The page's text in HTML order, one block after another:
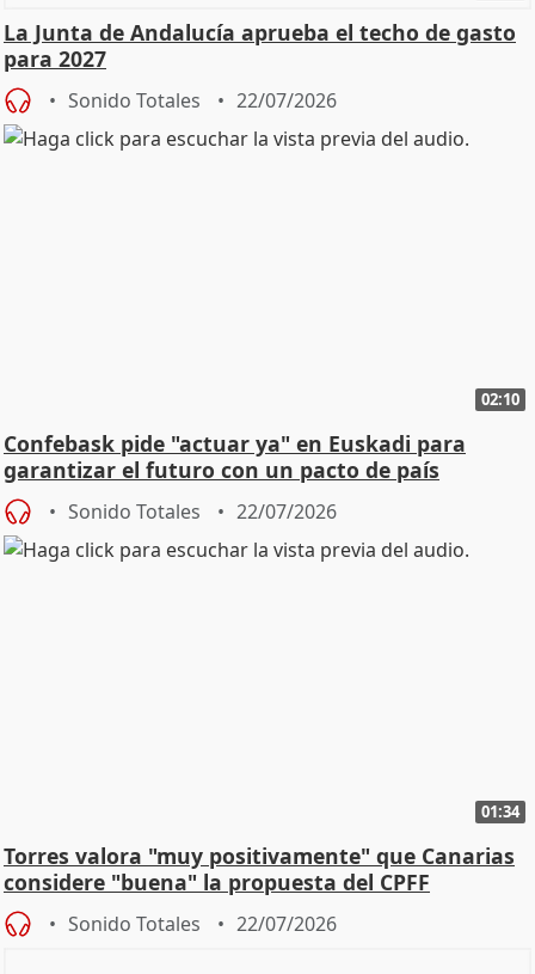
La Junta de Andalucía aprueba el techo de gasto
para 2027
Sonido Totales 22/07/2026
02:10
Confebask pide "actuar ya" en Euskadi para
garantizar el futuro con un pacto de país
Sonido Totales 22/07/2026
01:34
Torres valora "muy positivamente" que Canarias
considere "buena" la propuesta del CPFF
Sonido Totales 22/07/2026